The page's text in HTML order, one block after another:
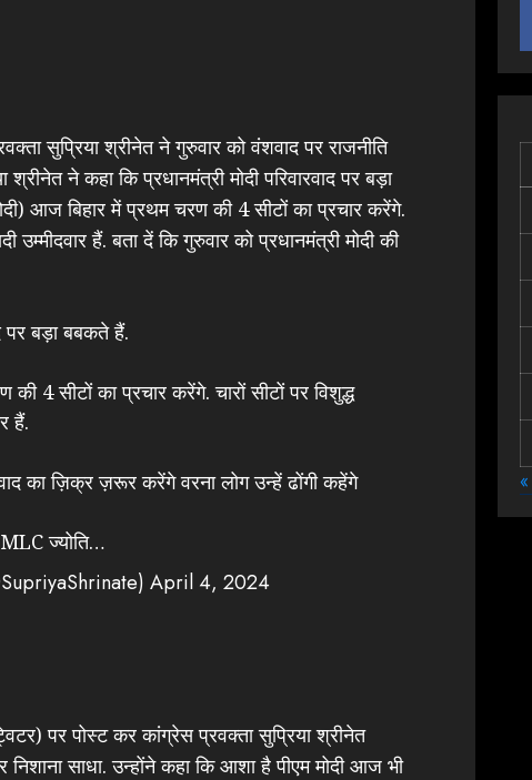
सुप्रिया श्रीनेत ने गुरुवार को वंशवाद पर राजनीति
ने कहा कि प्रधानमंत्री मोदी परिवारवाद पर बड़ा
आज बिहार में प्रथम चरण की 4 सीटों का प्रचार करेंगे.
उम्मीदवार हैं. बता दें कि गुरुवार को प्रधानमंत्री मोदी की
पर बड़ा बबकते हैं.
4 सीटों का प्रचार करेंगे. चारों सीटों पर विशुद्ध
हैं.
का ज़िक्र ज़रूर करेंगे वरना लोग उन्हें ढोंगी कहेंगे
ज्योति…
April 4, 2024
पर पोस्ट कर कांग्रेस प्रवक्ता सुप्रिया श्रीनेत
साधा. उन्होंने कहा कि आशा है पीएम मोदी आज भी